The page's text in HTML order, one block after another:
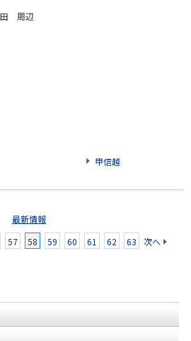
田 周辺
甲信越
最新情報
57 58 59 60 61 62 63 次へ